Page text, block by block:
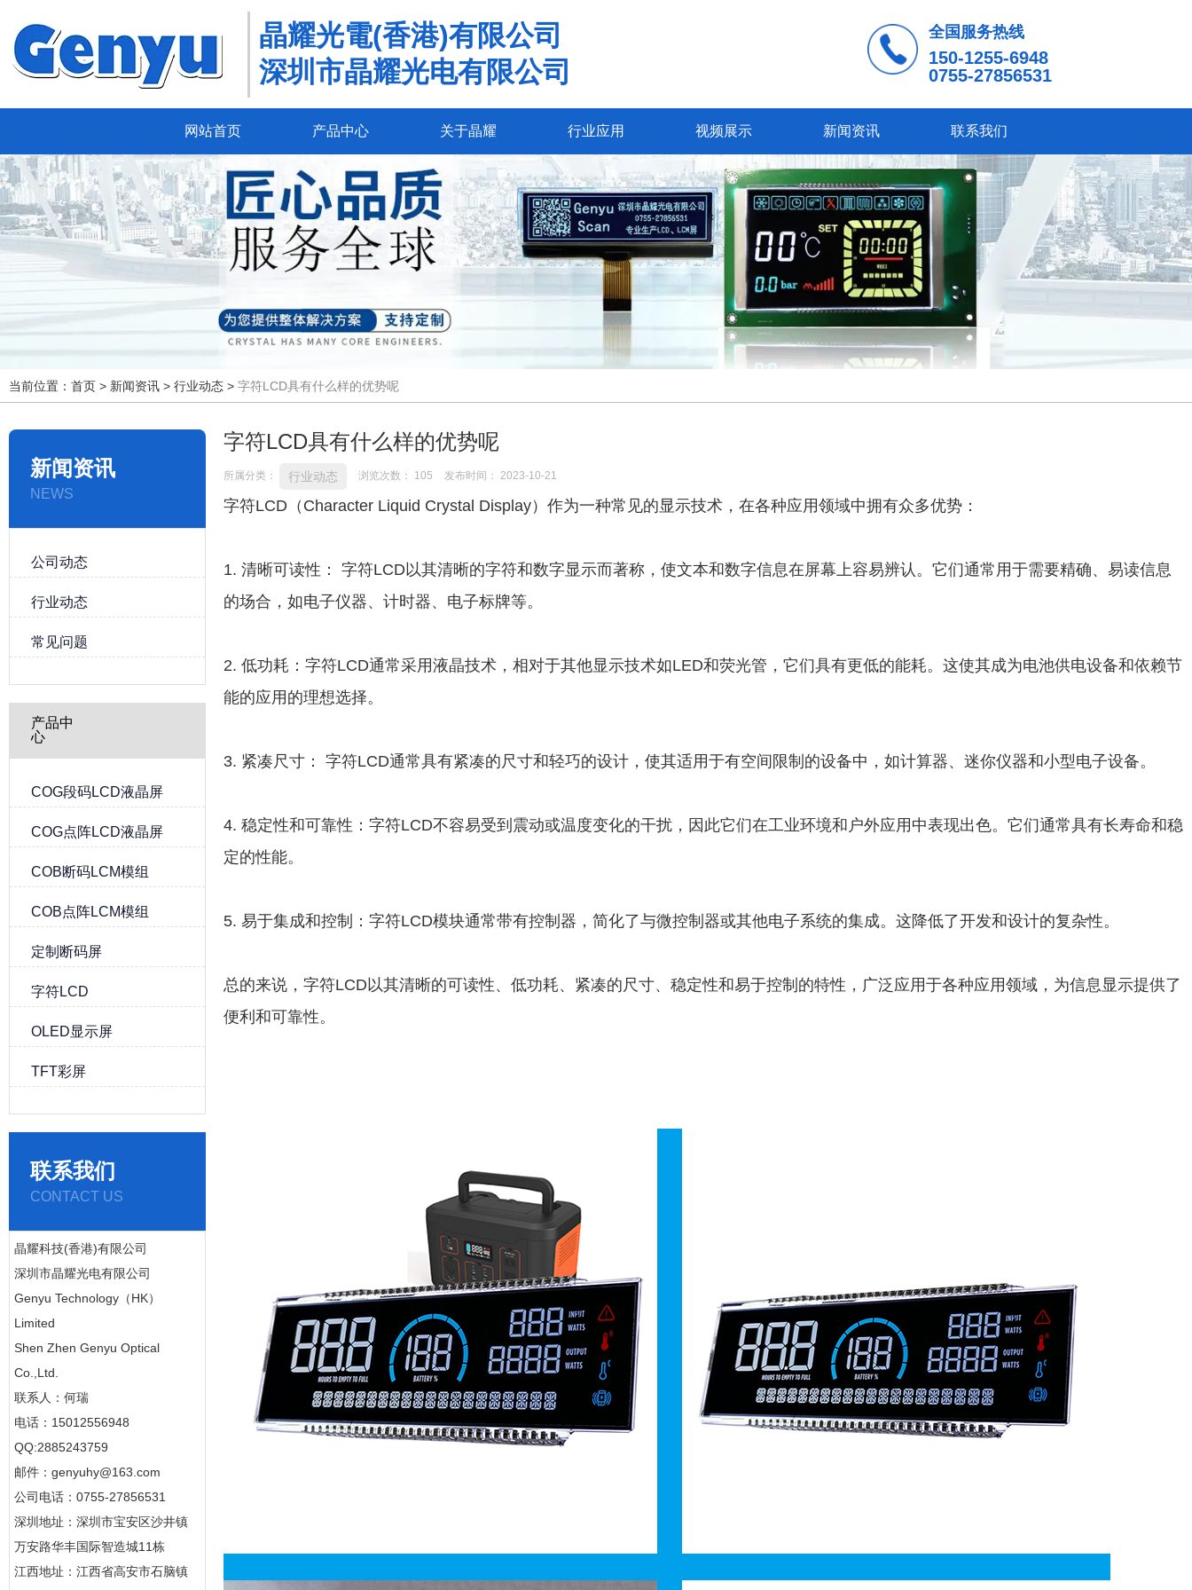
晶耀光電(香港)有限公司
深圳市晶耀光电有限公司
全国服务热线
150-1255-6948
0755-27856531
网站首页 产品中心 关于晶耀 行业应用 视频展示 新闻资讯 联系我们
当前位置：首页 > 新闻资讯 > 行业动态 > 字符LCD具有什么样的优势呢
新闻资讯
NEWS
公司动态
行业动态
常见问题
产品中
心
COG段码LCD液晶屏
COG点阵LCD液晶屏
COB断码LCM模组
COB点阵LCM模组
定制断码屏
字符LCD
OLED显示屏
TFT彩屏
联系我们
CONTACT US
晶耀科技(香港)有限公司
深圳市晶耀光电有限公司
Genyu Technology（HK）
Limited
Shen Zhen Genyu Optical
Co.,Ltd.
联系人：何瑞
电话：15012556948
QQ:2885243759
邮件：genyuhy@163.com
公司电话：0755-27856531
深圳地址：深圳市宝安区沙井镇
万安路华丰国际智造城11栋
江西地址：江西省高安市石脑镇
字符LCD具有什么样的优势呢
所属分类： 行业动态 浏览次数： 105 发布时间： 2023-10-21
字符LCD （Character Liquid Crystal Display）作为一种常见的显示技术，在各种应用领域中拥有众多优势：
1. 清晰可读性： 字符LCD以其清晰的字符和数字显示而著称，使文本和数字信息在屏幕上容易辨认。它们通常用于需要精确、易读信息
的场合，如电子仪器、计时器、电子标牌等。
2. 低功耗：字符LCD通常采用液晶技术，相对于其他显示技术如LED和荧光管，它们具有更低的能耗。这使其成为电池供电设备和依赖节
能的应用的理想选择。
3. 紧凑尺寸： 字符LCD通常具有紧凑的尺寸和轻巧的设计，使其适用于有空间限制的设备中，如计算器、迷你仪器和小型电子设备。
4. 稳定性和可靠性：字符LCD不容易受到震动或温度变化的干扰，因此它们在工业环境和户外应用中表现出色。它们通常具有长寿命和稳
定的性能。
5. 易于集成和控制：字符LCD模块通常带有控制器，简化了与微控制器或其他电子系统的集成。这降低了开发和设计的复杂性。
总的来说，字符LCD以其清晰的可读性、低功耗、紧凑的尺寸、稳定性和易于控制的特性，广泛应用于各种应用领域，为信息显示提供了
便利和可靠性。